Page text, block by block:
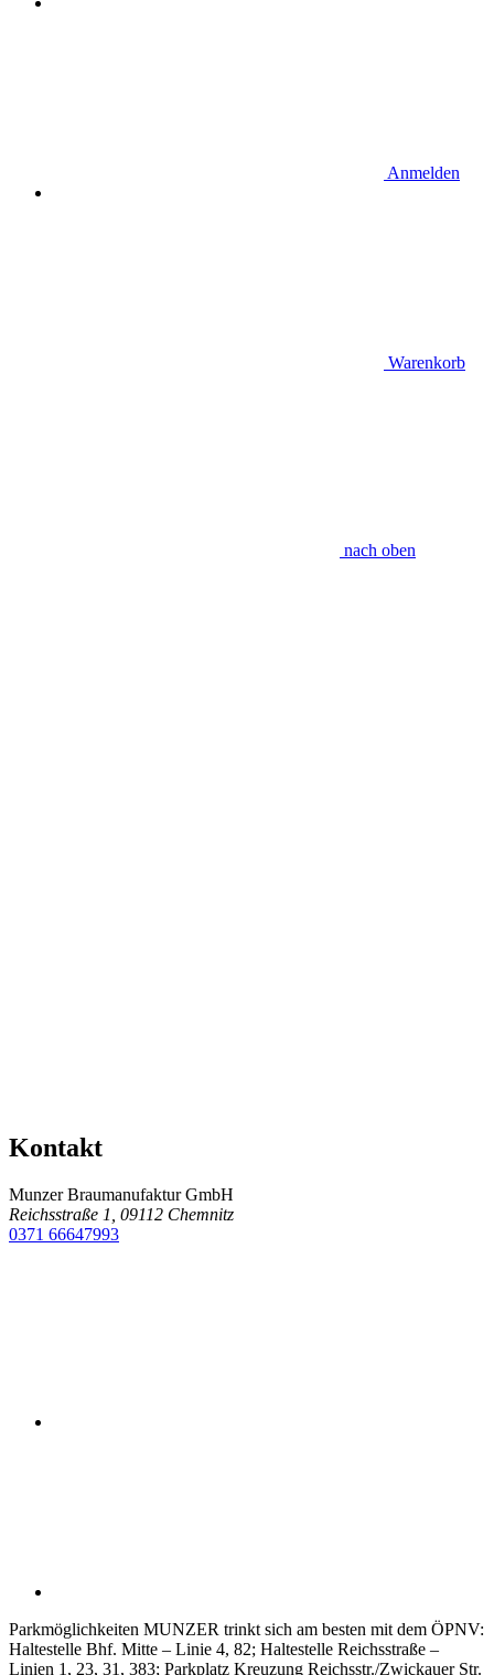
Anmelden
Warenkorb
nach oben
Kontakt
Munzer Braumanufaktur GmbH
Reichsstraße 1, 09112 Chemnitz
0371 66647993
Parkmöglichkeiten MUNZER trinkt sich am besten mit dem ÖPNV:
Haltestelle Bhf. Mitte – Linie 4, 82; Haltestelle Reichsstraße –
Linien 1, 23, 31, 383; Parkplatz Kreuzung Reichsstr./Zwickauer Str.